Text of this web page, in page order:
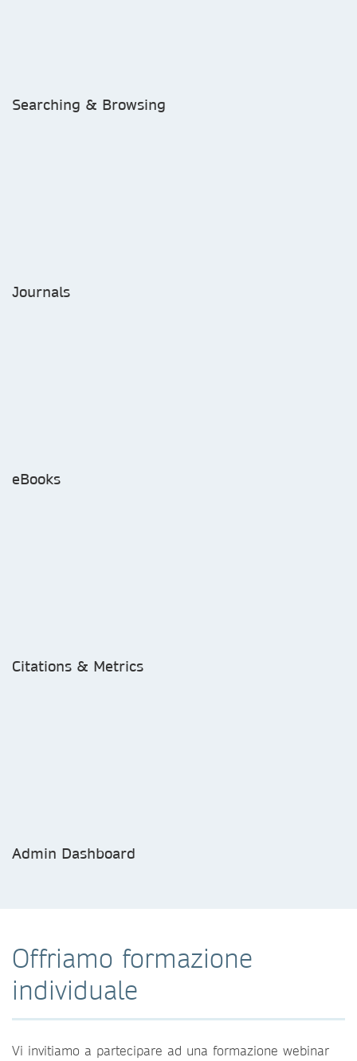
Searching & Browsing
Journals
eBooks
Citations & Metrics
Admin Dashboard
Offriamo formazione
individuale
Vi invitiamo a partecipare ad una formazione webinar